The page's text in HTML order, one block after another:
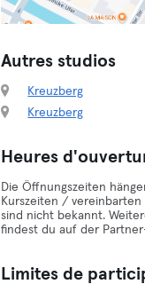
Autres studios
Kreuzberg
Kreuzberg
Heures
Die Öffnungszeiten
Kurszeiten /
sind nicht bekannt.
findest du auf der
Limites de